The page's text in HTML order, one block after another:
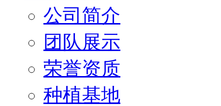
公司简介
团队展示
荣誉资质
种植基地